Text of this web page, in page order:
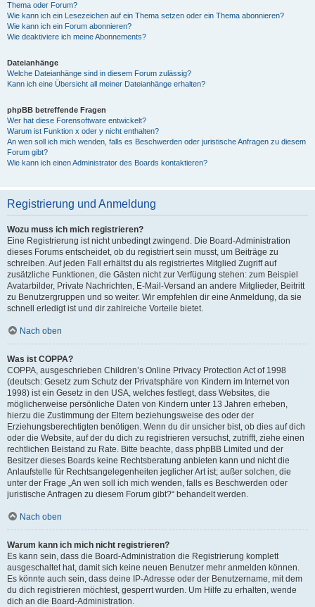
Thema oder Forum?
Wie kann ich ein Lesezeichen auf ein Thema setzen oder ein Thema abonnieren?
Wie kann ich ein Forum abonnieren?
Wie deaktiviere ich meine Abonnements?
Dateianhänge
Welche Dateianhänge sind in diesem Forum zulässig?
Kann ich eine Übersicht all meiner Dateianhänge erhalten?
phpBB betreffende Fragen
Wer hat diese Forensoftware entwickelt?
Warum ist Funktion x oder y nicht enthalten?
An wen soll ich mich wenden, falls es Beschwerden oder juristische Anfragen zu diesem
Forum gibt?
Wie kann ich einen Administrator des Boards kontaktieren?
Registrierung und Anmeldung
Wozu muss ich mich registrieren?
Eine Registrierung ist nicht unbedingt zwingend. Die Board-Administration
dieses Forums entscheidet, ob du registriert sein musst, um Beiträge zu
schreiben. Auf jeden Fall erhältst du als registriertes Mitglied Zugriff auf
zusätzliche Funktionen, die Gästen nicht zur Verfügung stehen: zum Beispiel
Avatarbilder, Private Nachrichten, E-Mail-Versand an andere Mitglieder, Beitritt
zu Benutzergruppen und so weiter. Wir empfehlen dir eine Anmeldung, da sie
schnell erledigt ist und dir zahlreiche Vorteile bietet.
Nach oben
Was ist COPPA?
COPPA, ausgeschrieben Children’s Online Privacy Protection Act of 1998
(deutsch: Gesetz zum Schutz der Privatsphäre von Kindern im Internet von
1998) ist ein Gesetz in den USA, welches festlegt, dass Websites, die
möglicherweise persönliche Daten von Kindern unter 13 Jahren erheben,
hierzu die Zustimmung der Eltern beziehungsweise des oder der
Erziehungsberechtigten benötigen. Wenn du dir unsicher bist, ob dies auf dich
oder die Website, auf der du dich zu registrieren versuchst, zutrifft, ziehe einen
rechtlichen Beistand zu Rate. Bitte beachte, dass phpBB Limited und der
Besitzer dieses Boards keine Rechtsberatung anbieten kann und nicht die
Anlaufstelle für Rechtsangelegenheiten jeglicher Art ist; außer solchen, die
unter der Frage „An wen soll ich mich wenden, falls es Beschwerden oder
juristische Anfragen zu diesem Forum gibt?“ behandelt werden.
Nach oben
Warum kann ich mich nicht registrieren?
Es kann sein, dass die Board-Administration die Registrierung komplett
ausgeschaltet hat, damit sich keine neuen Benutzer mehr anmelden können.
Es könnte auch sein, dass deine IP-Adresse oder der Benutzername, mit dem
du dich registrieren möchtest, gesperrt wurden. Um Hilfe zu erhalten, wende
dich an die Board-Administration.